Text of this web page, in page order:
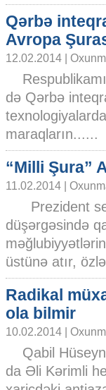
Qərbə
Avropa
12.02.2014 |
də Qərbə
maraqların......
“Milli Şura”
11.02.2014 |
Prezident
düşərgəsində
üstünə atır,
Radikal
ola bilmir
10.02.2014 |
Qabil
da Əli Kərimli